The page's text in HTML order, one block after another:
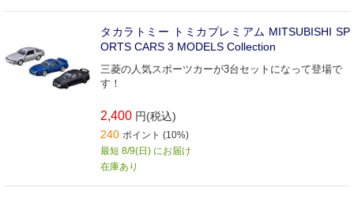
タカラトミー トミカプレミアム MITSUBISHI SP
ORTS CARS 3 MODELS Collection
三菱の人気スポーツカーが3台セットになって登場で
す！
2,400 円(税込)
240 ポイント (10%)
最短 8/9(日) にお届け
在庫あり